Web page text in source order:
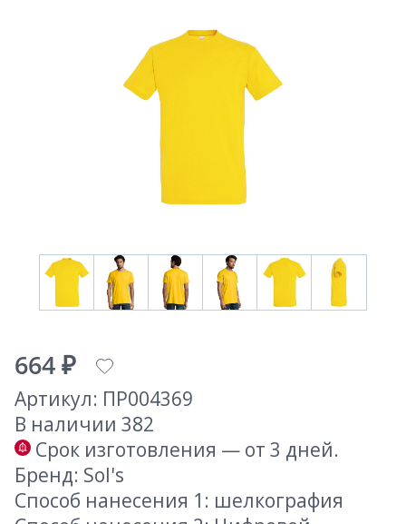
664 ₽
Артикул: ПР004369
В наличии 382
Срок изготовления — от 3 дней.
Бренд: Sol's
Способ нанесения 1: шелкография